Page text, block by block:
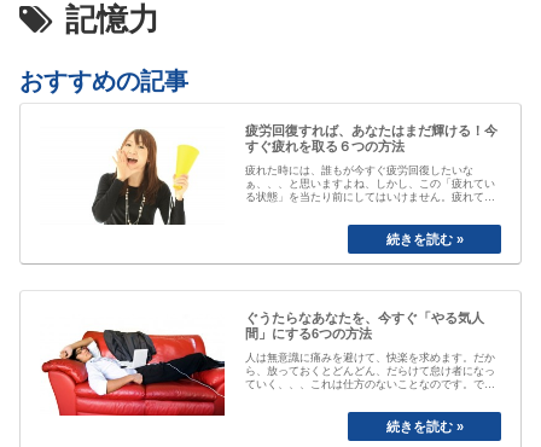
記憶力
おすすめの記事
疲労回復すれば、あなたはまだ輝ける！今
すぐ疲れを取る６つの方法
疲れた時には、誰もが今すぐ疲労回復したいな
ぁ、、、と思いますよね、しかし、この「疲れてい
る状態」を当たり前にしてはいけません。疲れてい
がて気付かなくなってしまいます。「最近疲れてい
ますよね」と誰かに声を掛けられるまで、自分は大
丈夫と思ってしまっていたり、いつのまにか覇気が
感…
ぐうたらなあなたを、今すぐ「やる気人
間」にする6つの方法
人は無意識に痛みを避けて、快楽を求めます。だか
ら、放っておくとどんどん、だらけて怠け者になっ
ていく、、、これは仕方のないことなのです。で
私も以前は、おもいきり、「ぐうたら属性」でし
た。食べたら寝る、めんどくさいから明日でいい
や、、と言い続けて結局やらない、忘れてしまう